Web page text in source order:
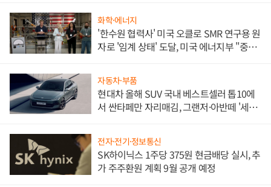
화학·에너지
'한수원 협력사' 미국 오클로 SMR 연구용 원
자로 '임계 상태' 도달, 미국 에너지부 "중요
자동차·부품
현대차 올해 SUV 국내 베스트셀러 톱10에
서 싼타페만 자리매김, 그랜저·아반떼 '세단
전자·전기·정보통신
SK하이닉스 1주당 375원 현금배당 실시, 추
가 주주환원 계획 9월 공개 예정